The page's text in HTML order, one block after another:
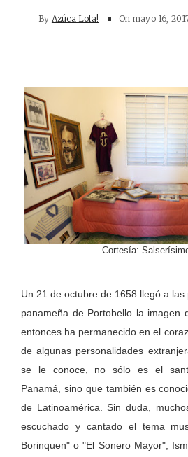
By Azúca Lola! On mayo 16,
Cortesía:
Un 21 de octubre de 1658 llegó a
panameña de Portobello la imagen
entonces ha permanecido en el
de algunas personalidades
se le conoce, no sólo es el
Panamá, sino que también es
de Latinoamérica. Sin duda,
escuchado y cantado el tema
Borinquen" o "El Sonero Mayor",